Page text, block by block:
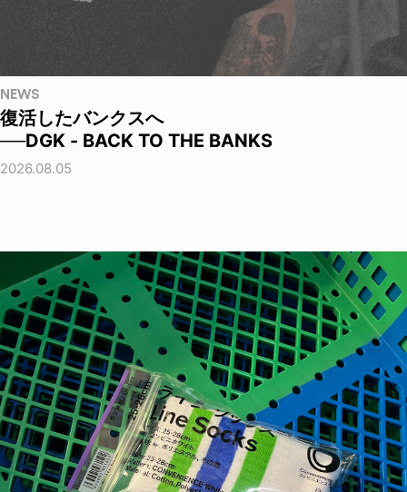
NEWS
復活したバンクスへ
──DGK - BACK TO THE BANKS
2026.08.05